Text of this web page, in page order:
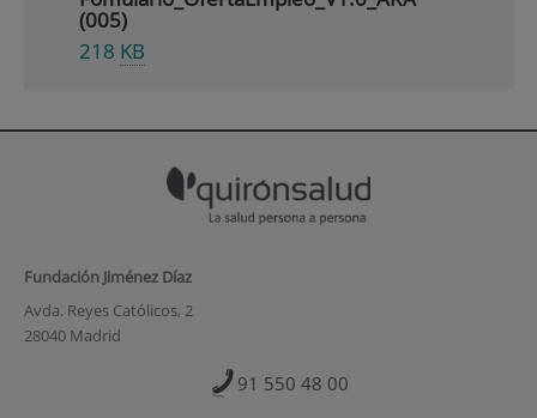
(005)
218 KB
Fundación Jiménez Díaz
Avda. Reyes Católicos, 2
28040 Madrid
91 550 48 00